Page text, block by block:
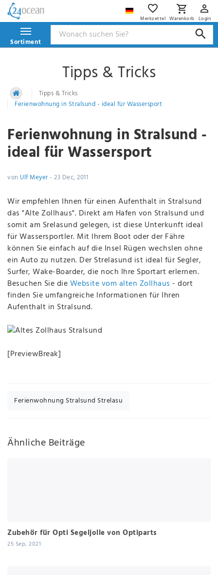
Merkzettel Warenkorb Login
Sortiment
Tipps & Tricks
Tipps & Tricks
Ferienwohnung in Stralsund - ideal für Wassersport
Ferienwohnung in Stralsund -
ideal für Wassersport
von Ulf Meyer- 23 Dec, 2011
Wir empfehlen Ihnen für einen Aufenthalt in Stralsund
das "Alte Zollhaus". Direkt am Hafen von Stralsund und
somit am Srelasund gelegen, ist diese Unterkunft ideal
für Wassersportler. Mit Ihrem Boot oder der Fähre
können Sie einfach auf die Insel Rügen wechslen ohne
ein Auto zu nutzen. Der Strelasund ist ideal für Segler,
Surfer, Wake-Boarder, die noch Ihre Sportart erlernen.
Besuchen Sie dieWebsite vom alten Zollhaus - dort
finden Sie umfangreiche Informationen für Ihren
Aufenthalt in Stralsund.
[PreviewBreak]
Ferienwohnung Stralsund Strelasu
Ähnliche Beiträge
Zubehör für Opti Segeljolle von Optiparts
25 Sep, 2021